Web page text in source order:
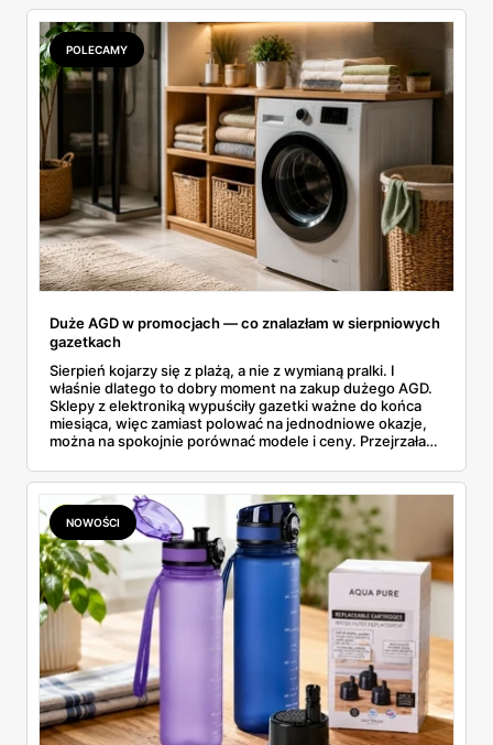
POLECAMY
Duże AGD w promocjach — co znalazłam w sierpniowych
gazetkach
Sierpień kojarzy się z plażą, a nie z wymianą pralki. I
właśnie dlatego to dobry moment na zakup dużego AGD.
Sklepy z elektroniką wypuściły gazetki ważne do końca
miesiąca, więc zamiast polować na jednodniowe okazje,
można na spokojnie porównać modele i ceny. Przejrzałam
znalazłam, z cenami i terminami.
NOWOŚCI